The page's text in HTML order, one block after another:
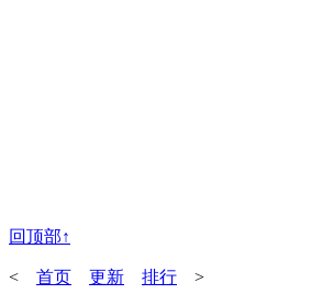
回顶部↑
< 首页 更新 排行 >